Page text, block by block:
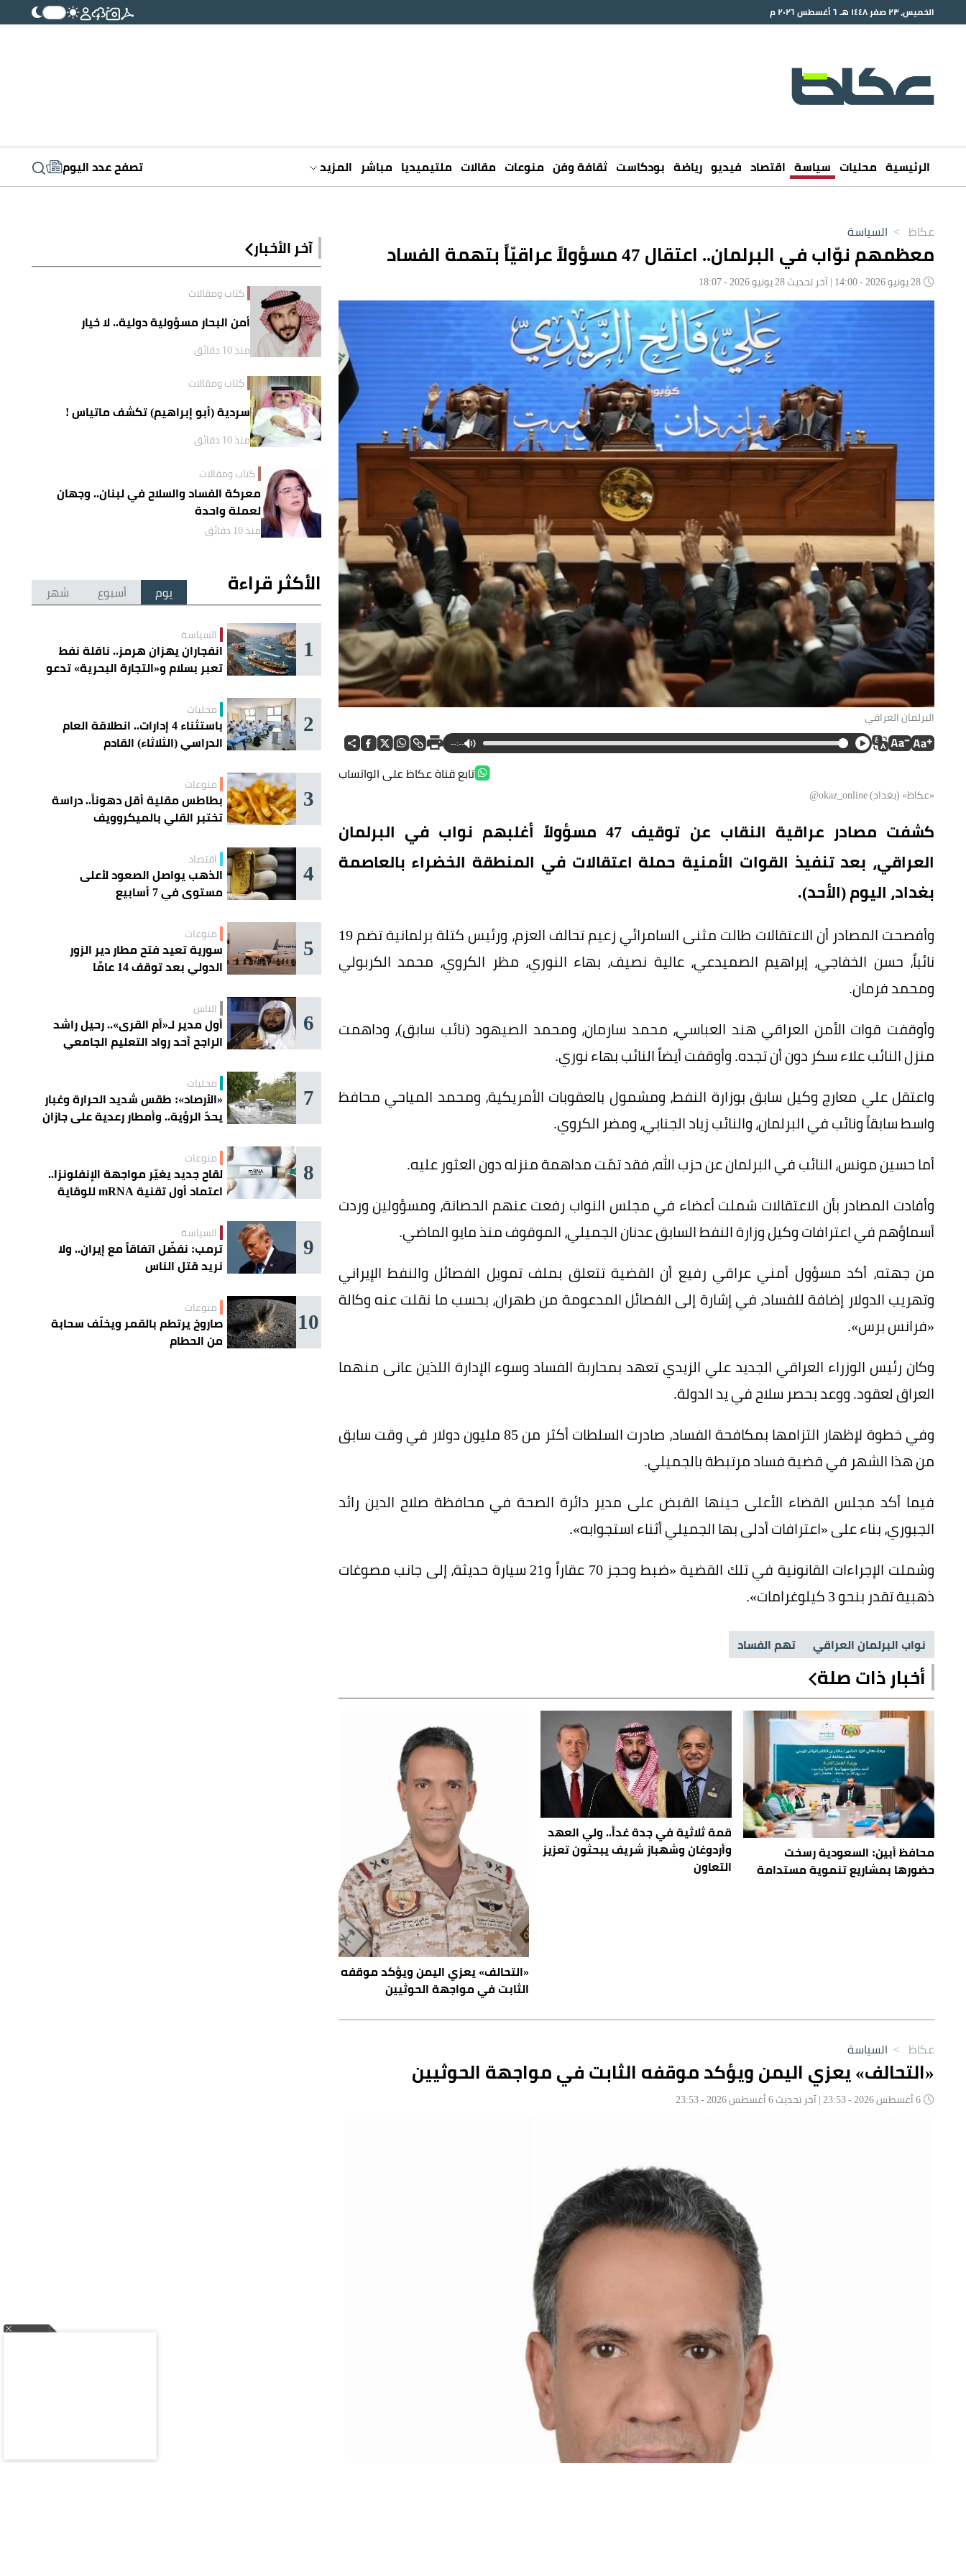
الخميس، ٢٣ صفر ١٤٤٨ هـ ٦ أغسطس ٢٠٢٦ م
الرئيسية محليات سياسة اقتصاد فيديو رياضة بودكاست ثقافة وفن منوعات مقالات ملتيميديا مباشر المزيد تصفح عدد اليوم
عكاظ > السياسة
معظمهم نوّاب في البرلمان.. اعتقال 47 مسؤولاً عراقيّاً بتهمة الفساد
البرلمان العراقي
--:--
تابع قناة عكاظ على الواتساب
«عكاظ» (بغداد) okaz_online@
كشفت مصادر عراقية النقاب عن توقيف 47 مسؤولاً أغلبهم نواب في البرلمان
العراقي، بعد تنفيذ القوات الأمنية حملة اعتقالات في المنطقة الخضراء بالعاصمة
بغداد، اليوم (الأحد).
وأفصحت المصادر أن الاعتقالات طالت مثنى السامرائي زعيم تحالف العزم، ورئيس كتلة برلمانية تضم 19
نائباً، حسن الخفاجي، إبراهيم الصميدعي، عالية نصيف، بهاء النوري، مظر الكروي، محمد الكربولي
ومحمد فرمان.
وأوقفت قوات الأمن العراقي هند العباسي، محمد سارمان، ومحمد الصيهود (نائب سابق)، وداهمت
منزل النائب علاء سكر دون أن تجده. وأوقفت أيضاً النائب بهاء نوري.
واعتقل علي معارج وكيل سابق بوزارة النفط، ومشمول بالعقوبات الأمريكية، ومحمد المياحي محافظ
واسط سابقاً ونائب في البرلمان، والنائب زياد الجنابي، ومضر الكروي.
أما حسين مونس، النائب في البرلمان عن حزب الله، فقد تمّت مداهمة منزله دون العثور عليه.
وأفادت المصادر بأن الاعتقالات شملت أعضاء في مجلس النواب رفعت عنهم الحصانة، ومسؤولين وردت
أسماؤهم في اعترافات وكيل وزارة النفط السابق عدنان الجميلي، الموقوف منذ مايو الماضي.
من جهته، أكد مسؤول أمني عراقي رفيع أن القضية تتعلق بملف تمويل الفصائل والنفط الإيراني
وتهريب الدولار إضافة للفساد، في إشارة إلى الفصائل المدعومة من طهران، بحسب ما نقلت عنه وكالة
«فرانس برس».
وكان رئيس الوزراء العراقي الجديد علي الزيدي تعهد بمحاربة الفساد وسوء الإدارة اللذين عانى منهما
العراق لعقود. ووعد بحصر سلاح في يد الدولة.
وفي خطوة لإظهار التزامها بمكافحة الفساد، صادرت السلطات أكثر من 85 مليون دولار في وقت سابق
من هذا الشهر في قضية فساد مرتبطة بالجميلي.
فيما أكد مجلس القضاء الأعلى حينها القبض على مدير دائرة الصحة في محافظة صلاح الدين رائد
الجبوري، بناء على «اعترافات أدلى بها الجميلي أثناء استجوابه».
وشملت الإجراءات القانونية في تلك القضية «ضبط وحجز 70 عقاراً و21 سيارة حديثة، إلى جانب مصوغات
ذهبية تقدر بنحو 3 كيلوغرامات».
نواب البرلمان العراقي تهم الفساد
أخبار ذات صلة
محافظ أبين: السعودية رسخت
حضورها بمشاريع تنموية مستدامة
قمة ثلاثية في جدة غداً.. ولي العهد
وأردوغان وشهباز شريف يبحثون تعزيز
التعاون
«التحالف» يعزي اليمن ويؤكد موقفه
الثابت في مواجهة الحوثيين
آخر الأخبار
كتاب ومقالات
أمن البحار مسؤولية دولية.. لا خيار
منذ 10 دقائق
كتاب ومقالات
سردية (أبو إبراهيم) تكشف ماتياس !
منذ 10 دقائق
كتاب ومقالات
معركة الفساد والسلاح في لبنان.. وجهان
لعملة واحدة
منذ 10 دقائق
الأكثر قراءة يوم أسبوع شهر
1 السياسة
انفجاران يهزان هرمز.. ناقلة نفط
تعبر بسلام و«التجارة البحرية» تدعو
2 محليات
باستثناء 4 إدارات.. انطلاقة العام
الدراسي (الثلاثاء) القادم
3 منوعات
بطاطس مقلية أقل دهوناً.. دراسة
تختبر القلي بالميكروويف
4 اقتصاد
الذهب يواصل الصعود لأعلى
مستوى في 7 أسابيع
5 منوعات
سورية تعيد فتح مطار دير الزور
الدولي بعد توقف 14 عامًا
6 الناس
أول مدير لـ«أم القرى».. رحيل راشد
الراجح أحد رواد التعليم الجامعي
7 محليات
«الأرصاد»: طقس شديد الحرارة وغبار
يحدّ الرؤية.. وأمطار رعدية على جازان
8 منوعات
لقاح جديد يغيّر مواجهة الإنفلونزا..
اعتماد أول تقنية mRNA للوقاية
9 السياسة
ترمب: نفضّل اتفاقاً مع إيران.. ولا
نريد قتل الناس
10 منوعات
صاروخ يرتطم بالقمر ويخلّف سحابة
من الحطام
عكاظ > السياسة
«التحالف» يعزي اليمن ويؤكد موقفه الثابت في مواجهة الحوثيين